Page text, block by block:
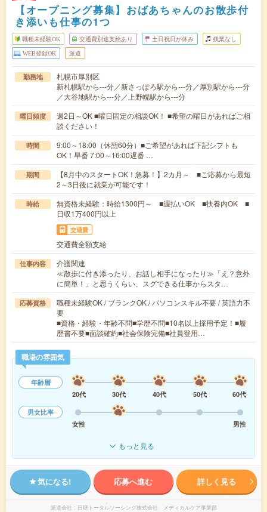
【オープニング募集】おばあちゃんのお散歩付
き添いも仕事の1つ
職種未経験OK 交通費別途支給あり 土日祝日が休み 残業なし
WEB登録OK 派遣
勤務地
札幌市厚別区
新札幌駅から---分／新さっぽろ駅から---分／厚別駅から---分
／大谷地駅から---分／上野幌駅から---分
曜日頻度
週2日～OK ■曜日固定の相談OK！ ■希望の曜日があればご相
談ください！
時間
9:00～18:00（休憩60分）■ご希望があれば下記シフトも
OK！早番 7:00～16:00遅番 …
期間
【8月中のスタートOK！急募！】2カ月～ ■ご応募から最短
2～3日後に就業が可能です！
時給
無資格未経験：時給1300円～ ■週払いOK ■扶養内OK ■
日収1万400円以上
交通費
交通費全額支給
仕事内容
介護関連
≪散歩に付き添ったり、お話し相手になったり≫「え？意外
に簡単！」と思うくらい、スグできる仕事からスタ…
応募資格
職種未経験OK / ブランクOK / パソコンスキル不要 / 英語力不
要
■資格・経験・年齢不問■学歴不問■10名以上採用予定！■履
歴書不要■面談確約■社会保険完備■社員登用…
職場の雰囲気
年齢層
20代
30代 40代 50代
60代
男女比率
女性
男性
もっと見る
気になる! 応募へ進む 詳しく見る
派遣会社 日研トータルソーシング株式会社 メディカルケア事業部